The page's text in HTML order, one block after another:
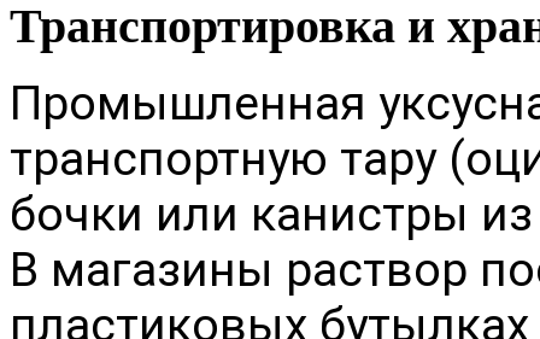
Транспортировка и
Промышленная
транспортную тару
бочки или канистры
В магазины раствор
пластиковых